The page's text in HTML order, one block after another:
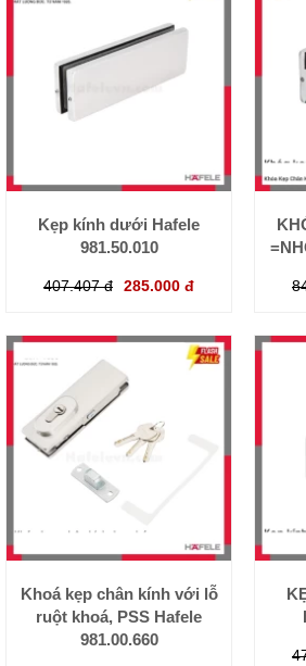
Kẹp kính dưới Hafele
981.50.010
407.407 đ 285.000 đ
Khoá kẹp chân kính với lỗ
ruột khoá, PSS Hafele
981.00.660